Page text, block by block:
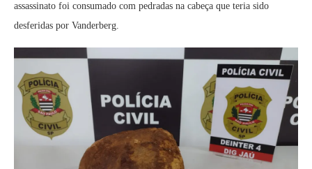
assassinato foi consumado com pedradas na cabeça que teria sido
desferidas por Vanderberg.